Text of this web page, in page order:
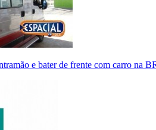
e bater de frente com carro na